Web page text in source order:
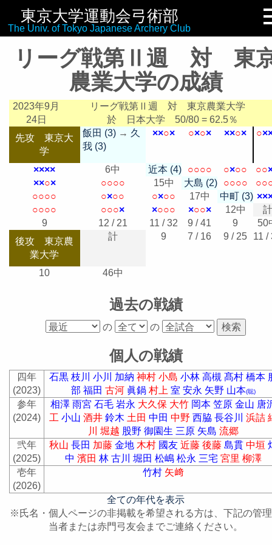
東京大学運動会弓術部
The Univ. of Tokyo Japanese Archery Club
リンク集
リーグ戦第Ⅱ週 対 東
農業大学の成績
2023年9月
24日
リーグ戦第Ⅱ週 対 東京農業大学
於 日本大学
50/80 = 62.5％
先攻 東京大
学
飯田 (3)→ 久
我 (3)
××○× ○×○× ××○× ○×
×××× 6中 近本 (4) ○○○○ ○×○○ ○○
××○× ○○○○ 15中 大島 (2) ○○○○ ○○
○○○○ ○×○○ ○×○○ 17中 中町 (3) ××
○○○○ ○○○× ×○○○ ×○○× 12中
計
9
12 / 21 11 / 32 9 / 41 9
50
後攻 東京農
業大学
計 9 7 / 16 9 / 25 11 /
10 46中
過去の戦績
の の
個人の戦績
四年
(2023)
石黒 枝川 小川 加納 神村 小島 小林 高槻 髙村 橋本
部 福田 古河 眞鍋 村上 室 安永 矢野 山本(聡)
参年
(2024)
相澤 雨宮 石毛 岩永 大久保 大竹 岡本 笠原 金山 唐
工 小山 酒井 鈴木 土田 中田 中野 西脇 長谷川 浜詰
川 堀越 股野 御園生 三原 矢島 流郷
弐年
(2025)
秋山 長田 加藤 金地 木村 國友 近藤 後藤 島貫 中垣
中 濱田 林 古川 堀田 松嶋 松永 三宅 宮里 柳澤
壱年
(2026)
竹村 矢﨑
全ての年代を表示
※氏名・個人ページの非掲載を希望される方は、下記の管
当者または赤門弓友会までご連絡ください。